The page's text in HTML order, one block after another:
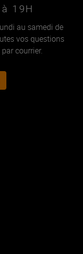
19H
au samedi de
vos questions
courrier.